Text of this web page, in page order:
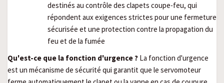
destinés au contrôle des clapets coupe-feu, qui
répondent aux exigences strictes pour une fermeture
sécurisée et une protection contre la propagation du
feu et de la fumée
Qu'est-ce que la fonction d'urgence ? La fonction d'urgence
est un mécanisme de sécurité qui garantit que le servomoteur